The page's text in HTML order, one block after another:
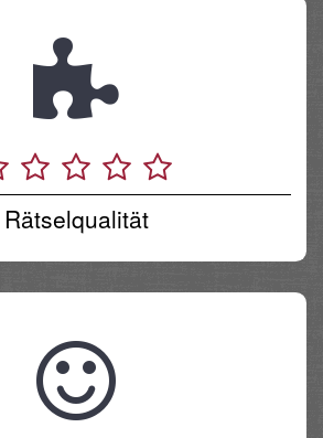
Rätselqualität